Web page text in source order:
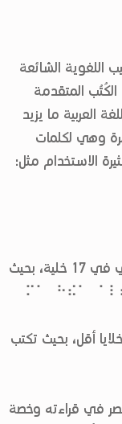
اللغوية الشائعة
المتقدمة
العربية ما يزيد
وهي لكلمات
الاستخدام مثل:
إذا أردنا أن نكتب جملة مثل: “ما هذا الذي يقول؟”، فإننا حين نكتبها ببرايل البسيط، ستأتي في 17 خلية، بحيث
الجملة في خلايا أقل، بحيث تكتب
أقصر في قراءته وخصة